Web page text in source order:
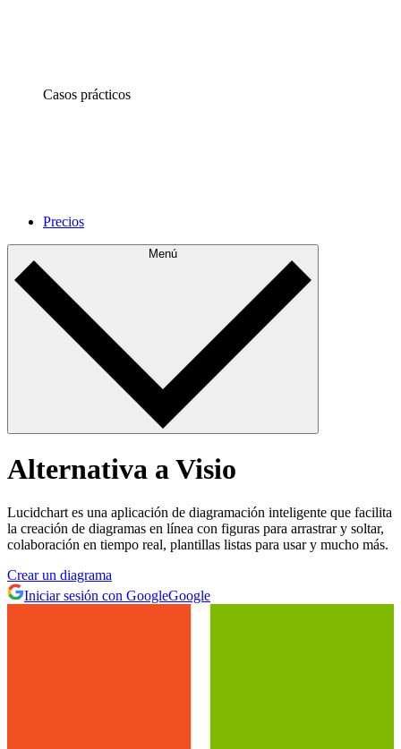
Casos prácticos
Precios
Menú
Alternativa a Visio
Lucidchart es una aplicación de diagramación inteligente que facilita
la creación de diagramas en línea con figuras para arrastrar y soltar,
colaboración en tiempo real, plantillas listas para usar y mucho más.
Crear un diagrama
Iniciar sesión con GoogleGoogle